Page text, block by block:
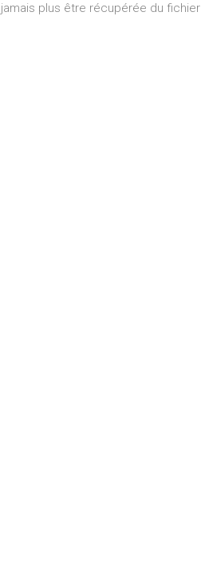
plus être récupérée du fichier